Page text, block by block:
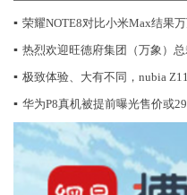
▪ 荣耀NOTE8对比小米Max结果
▪ 热烈欢迎旺德府集团（万象）
▪ 极致体验、大有不同，nubia
▪ 华为P8真机被提前曝光售价或